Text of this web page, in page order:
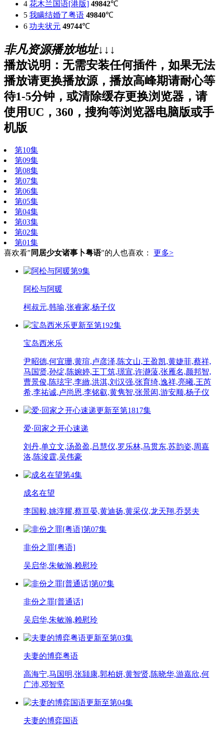
4 花木兰国语[港版] 49842℃
5 我瞒结婚了粤语 49840℃
6 功夫状元 49744℃
非凡资源播放地址↓↓↓
播放说明：无需安装任何插件，如果无法
播放请更换播放源，播放高峰期请耐心等
待1-5分钟，或清除缓存更换浏览器，请
使用UC，360，搜狗等浏览器电脑版或手
机版
第10集
第09集
第08集
第07集
第06集
第05集
第04集
第03集
第02集
第01集
喜欢看" 同居少女诸事卜粤语"的人也喜欢： 更多>
第9集
阿松与阿暖
柯叔元,韩瑜,张睿家,杨子仪
更新至第192集
宝岛西米乐
尹昭德,何宜珊,黄瑄,卢彦泽,陈文山,王盈凯,黄婕菲,蔡祥,
马国贤,孙绽,陈婉婷,王丁筑,璟宣,许瀞蔆,张雁名,颜邦智,
曹景俊,陈玹宇,李緻,洪淇,刘汉强,张育绮,逸祥,亮曦,王芮
希,李祐诚,卢尚恩,李铭叡,黄隽智,张景闳,游安顺,杨子仪
更新至第1817集
爱·回家之开心速递
刘丹,单立文,汤盈盈,吕慧仪,罗乐林,马贯东,苏韵姿,周嘉
洛,陈浚霆,吴伟豪
第4集
成名在望
李国毅,姚淳耀,蔡亘晏,黄迪扬,黄采仪,龙天翔,乔瑟夫
第07集
非份之罪[粤语]
吴启华,朱敏瀚,赖慰玲
第07集
非份之罪[普通话]
吴启华,朱敏瀚,赖慰玲
更新至第03集
夫妻的博弈粤语
高海宁,马国明,张颕康,郭柏妍,黄智贤,陈晓华,游嘉欣,何
广沛,邓智坚
更新至第04集
夫妻的博弈国语